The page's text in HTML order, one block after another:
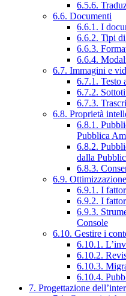
6.5.6.
6.6. Documenti
6.6.1. I
6.6.2. Tipi
6.6.3.
6.6.4.
6.7. Immagini e
6.7.1. Testo
6.7.2.
6.7.3.
6.8. Proprietà
6.8.1.
Pubblica
6.8.2.
dalla
6.8.3.
6.9.
6.9.1. I
6.9.2. I
6.9.3.
Console
6.10. Gestire i
6.10.1.
6.10.2.
6.10.3.
6.10.4.
7. Progettazione